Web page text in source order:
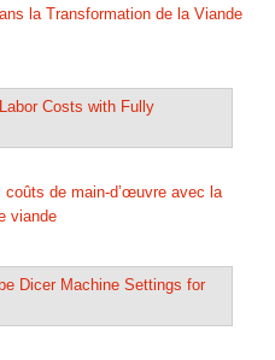
la Transformation de la Viande
de main-d’œuvre avec la
viande